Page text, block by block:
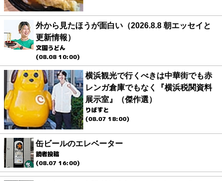
外から見たほうが面白い（2026.8.8 朝エッセイと
更新情報）
文園うどん
(08.08 10:00)
横浜観光で行くべきは中華街でも赤
レンガ倉庫でもなく『横浜税関資料
展示室』（傑作選）
りばすと
(08.07 18:00)
缶ビールのエレベーター
読者投稿
(08.07 16:00)